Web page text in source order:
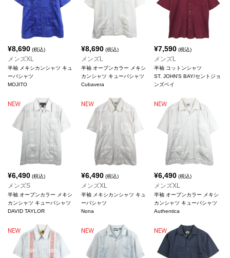
¥8,690 (税込)
メンズXL
半袖 メキシカンシャツ キュ
ーバシャツ
MOJITO
¥8,690(税込)
メンズL
半袖 オープンカラー メキシ
カンシャツ キューバシャツ
Cubavera
¥7,590 (税込)
メンズL
半袖 コットンシャツ
ST. JOHN'S BAY/セントジョ
ンズベイ
¥6,490 (税込)
メンズS
半袖 オープンカラー メキシ
カンシャツ キューバシャツ
DAVID TAYLOR
¥6,490(税込)
メンズXL
半袖 メキシカンシャツ キュ
ーバシャツ
Nona
¥6,490 (税込)
メンズXL
半袖 オープンカラー メキシ
カンシャツ キューバシャツ
Authentica